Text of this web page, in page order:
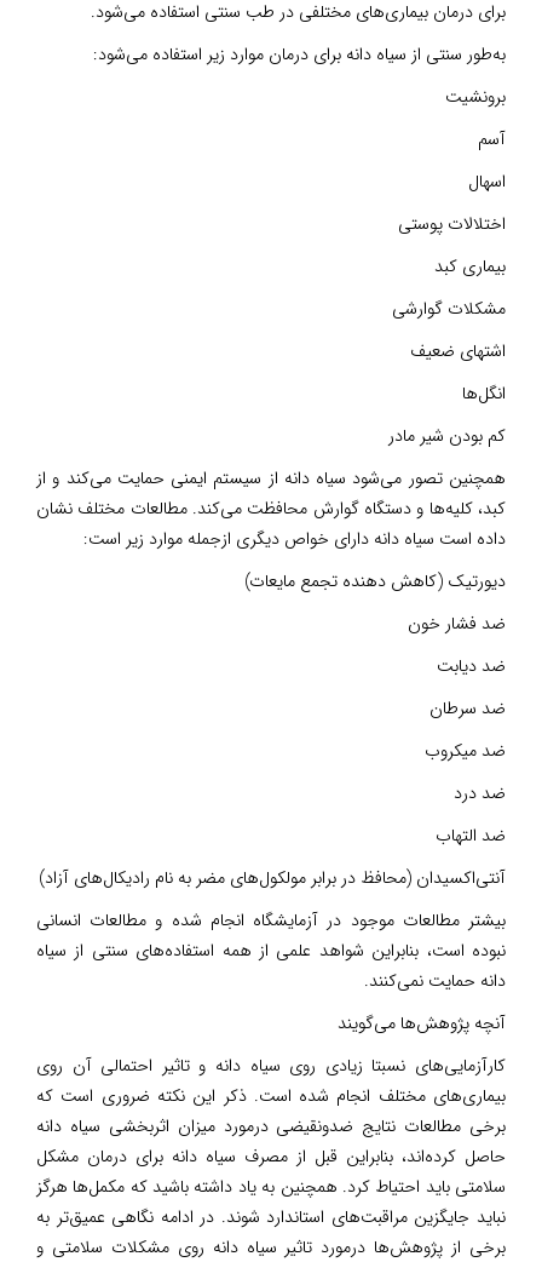
برای درمان بیماری‌های مختلفی در طب سنتی استفاده می‌شود.
به‌طور سنتی از سیاه دانه برای درمان موارد زیر استفاده می‌شود:
برونشیت
آسم
اسهال
اختلالات پوستی
بیماری کبد
مشکلات گوارشی
اشتهای ضعیف
انگل‌ها
کم بودن شیر مادر
همچنین تصور می‌شود سیاه دانه از سیستم ایمنی حمایت می‌کند و از
کبد، کلیه‌ها و دستگاه گوارش محافظت می‌کند. مطالعات مختلف نشان
داده است سیاه دانه دارای خواص دیگری ازجمله موارد زیر است:
دیورتیک (کاهش ‌دهنده تجمع مایعات)
ضد فشار خون
ضد دیابت
ضد سرطان
ضد میکروب
ضد درد
ضد التهاب
آنتی‌اکسیدان (محافظ در برابر مولکول‌های مضر به نام رادیکال‌های آزاد)
بیشتر مطالعات موجود در آزمایشگاه انجام شده و مطالعات انسانی
نبوده است، بنابراین شواهد علمی از همه استفاده‌های سنتی از سیاه
دانه حمایت نمی‌کنند.
آنچه پژوهش‌ها می‌گویند
کارآزمایی‌های نسبتا زیادی روی سیاه دانه و تاثیر احتمالی آن روی
بیماری‌های مختلف انجام شده است. ذکر این نکته ضروری است که
برخی مطالعات نتایج ضدونقیضی درمورد میزان اثربخشی سیاه دانه
حاصل کرده‌اند، بنابراین قبل از مصرف سیاه دانه برای درمان مشکل
سلامتی باید احتیاط کرد. همچنین به یاد داشته باشید که مکمل‌ها هرگز
نباید جایگزین مراقبت‌های استاندارد شوند. در ادامه نگاهی عمیق‌تر به
برخی از پژوهش‌ها درمورد تاثیر سیاه دانه روی مشکلات سلامتی و